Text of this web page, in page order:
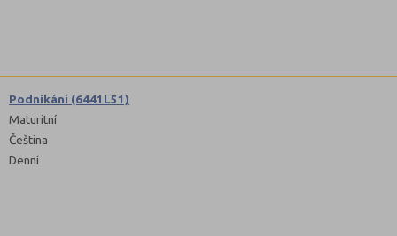
Podnikání (6441L51)
Maturitní
Čeština
Denní